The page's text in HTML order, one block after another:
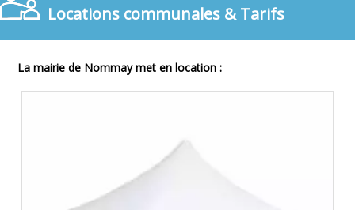
Locations communales & Tarifs
La mairie de Nommay met en location :